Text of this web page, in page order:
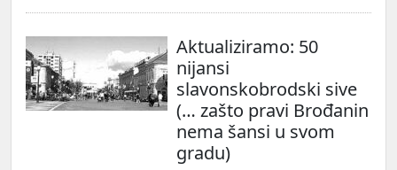
Aktualiziramo: 50
nijansi
slavonskobrodski sive
(… zašto pravi Brođanin
nema šansi u svom
gradu)